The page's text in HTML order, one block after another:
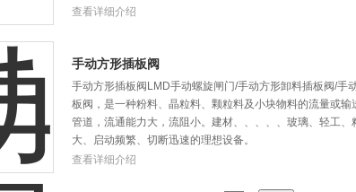
查看详细介绍
手动方形插板阀
手动方形插板阀LMD手动螺旋闸门/手动方形卸料插板阀/
板阀，是一种粉料、晶粒料、颗粒料及小块物料的流量或
管道，流通能力大，流阻小。建材、、、、、玻璃、轻工
大、启动频繁、切断迅速的理想设备。
查看详细介绍